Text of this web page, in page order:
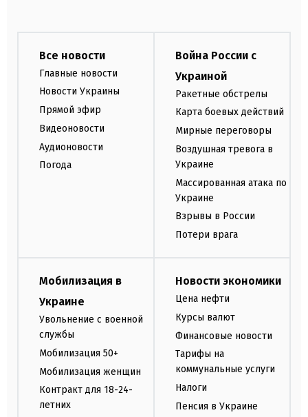
Все новости
Главные новости
Новости Украины
Прямой эфир
Видеоновости
Аудионовости
Погода
Война России с
Украиной
Ракетные обстрелы
Карта боевых действий
Мирные переговоры
Воздушная тревога в
Украине
Массированная атака по
Украине
Взрывы в России
Потери врага
Мобилизация в
Украине
Увольнение с военной
службы
Мобилизация 50+
Мобилизация женщин
Контракт для 18-24-
летних
Новости экономики
Цена нефти
Курсы валют
Финансовые новости
Тарифы на
коммунальные услуги
Налоги
Пенсия в Украине